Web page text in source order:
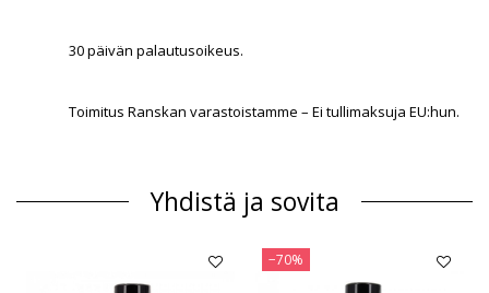
30 päivän palautusoikeus.
Toimitus Ranskan varastoistamme – Ei tullimaksuja EU:hun.
Yhdistä ja sovita
−70%